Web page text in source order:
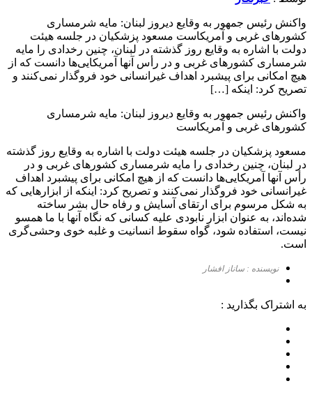
واکنش رئیس جمهور به وقایع دیروز لبنان: مایه شرمساری
کشورهای غربی و آمریکاست مسعود پزشکیان در جلسه هیئت
دولت با اشاره به وقایع روز گذشته در لبنان، چنین رخدادی را مایه
شرمساری کشورهای غربی و در رأس آنها آمریکایی‌ها دانست که از
هیچ امکانی برای پیشبرد اهداف غیرانسانی خود فروگذار نمی‌کنند و
تصریح کرد: اینکه […]
واکنش رئیس جمهور به وقایع دیروز لبنان: مایه شرمساری
کشورهای غربی و آمریکاست
مسعود پزشکیان در جلسه هیئت دولت با اشاره به وقایع روز گذشته
در لبنان، چنین رخدادی را مایه شرمساری کشورهای غربی و در
رأس آنها آمریکایی‌ها دانست که از هیچ امکانی برای پیشبرد اهداف
غیرانسانی خود فروگذار نمی‌کنند و تصریح کرد: اینکه از ابزارهایی که
به شکل مرسوم برای ارتقای آسایش و رفاه حال بشر ساخته
شده‌اند، به عنوان ابزار نابودی علیه کسانی که نگاه آنها با ما همسو
نیست، استفاده شود، گواه سقوط انسانیت و غلبه خوی وحشی‌گری
است.
نویسنده : ساناز افشار
به اشتراک بگذارید :